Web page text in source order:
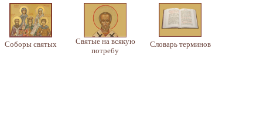
Соборы святых
Святые на всякую
потребу
Словарь терминов